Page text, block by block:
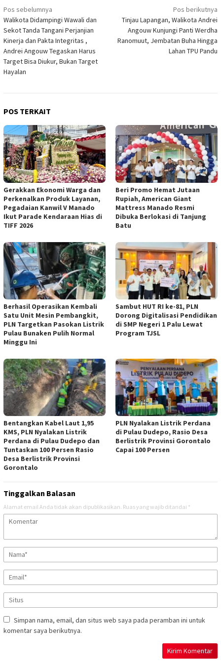
Navigasi
pos
Pos sebelumnya
Walikota Didampingi Wawali dan
Sekot Tanda Tangani Perjanjian
Kinerja dan Pakta Integritas ,
Andrei Angouw Tegaskan Harus
Target Bisa Diukur, Bukan Target
Hayalan
Pos berikutnya
Tinjau Lapangan, Walikota Andrei
Angouw Kunjungi Panti Werdha
Ranomuut, Jembatan Buha Hingga
Lahan TPU Pandu
POS TERKAIT
Gerakkan Ekonomi Warga dan
Perkenalkan Produk Layanan,
Pegadaian Kanwil V Manado
Ikut Parade Kendaraan Hias di
TIFF 2026
Beri Promo Hemat Jutaan
Rupiah, American Giant
Mattress Manado Resmi
Dibuka Berlokasi di Tanjung
Batu
Berhasil Operasikan Kembali
Satu Unit Mesin Pembangkit,
PLN Targetkan Pasokan Listrik
Pulau Bunaken Pulih Normal
Minggu Ini
Sambut HUT RI ke-81, PLN
Dorong Digitalisasi Pendidikan
di SMP Negeri 1 Palu Lewat
Program TJSL
Bentangkan Kabel Laut 1,95
KMS, PLN Nyalakan Listrik
Perdana di Pulau Dudepo dan
Tuntaskan 100 Persen Rasio
Desa Berlistrik Provinsi
Gorontalo
PLN Nyalakan Listrik Perdana
di Pulau Dudepo, Rasio Desa
Berlistrik Provinsi Gorontalo
Capai 100 Persen
Tinggalkan Balasan
Alamat email Anda tidak akan dipublikasikan. Ruas yang wajib ditandai *
Simpan nama, email, dan situs web saya pada peramban ini untuk
komentar saya berikutnya.